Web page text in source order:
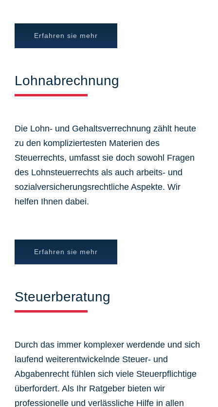
Erfahren sie mehr
Lohnabrechnung
Die Lohn- und Gehaltsverrechnung zählt heute
zu den kompliziertesten Materien des
Steuerrechts, umfasst sie doch sowohl Fragen
des Lohnsteuerrechts als auch arbeits- und
sozialversicherungsrechtliche Aspekte. Wir
helfen Ihnen dabei.
Erfahren sie mehr
Steuerberatung
Durch das immer komplexer werdende und sich
laufend weiterentwickelnde Steuer- und
Abgabenrecht fühlen sich viele Steuerpflichtige
überfordert. Als Ihr Ratgeber bieten wir
professionelle und verlässliche Hilfe in allen